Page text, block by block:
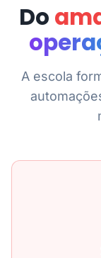
Do
A escola